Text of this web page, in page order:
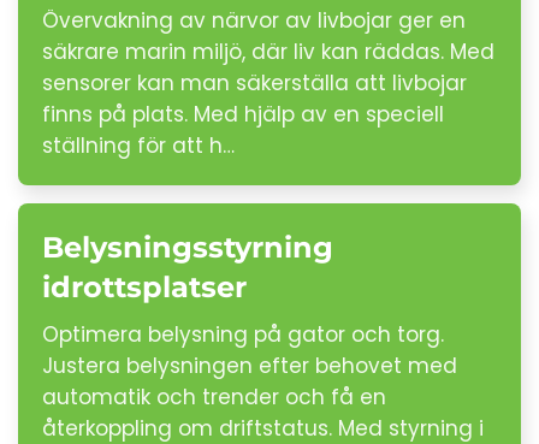
Övervakning av närvor av livbojar ger en
säkrare marin miljö, där liv kan räddas. Med
sensorer kan man säkerställa att livbojar
finns på plats. Med hjälp av en speciell
ställning för att h…
Belysningsstyrning
idrottsplatser
Optimera belysning på gator och torg.
Justera belysningen efter behovet med
automatik och trender och få en
återkoppling om driftstatus. Med styrning i